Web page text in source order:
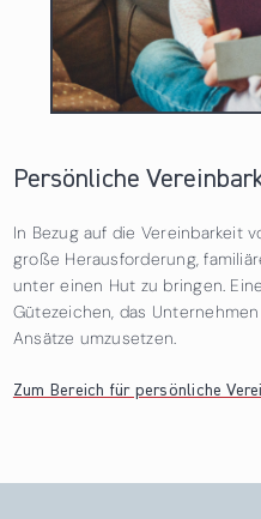
Persönliche
In Bezug auf die Vereinbarkeit
große Herausforderung,
unter einen Hut zu bringen.
Gütezeichen, das
Ansätze umzusetzen.
Zum Bereich für persönliche